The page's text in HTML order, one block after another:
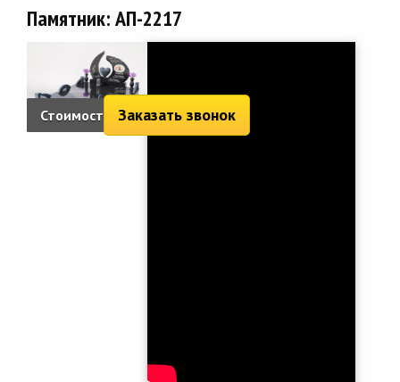
Памятник: АП-2217
Стоимость: 8 195 руб.
Заказать звонок